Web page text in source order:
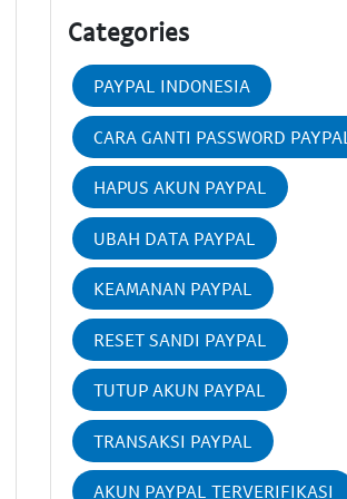
Categories
PAYPAL INDONESIA
CARA GANTI PASSWORD PAYPAL
HAPUS AKUN PAYPAL
UBAH DATA PAYPAL
KEAMANAN PAYPAL
RESET SANDI PAYPAL
TUTUP AKUN PAYPAL
TRANSAKSI PAYPAL
AKUN PAYPAL TERVERIFIKASI